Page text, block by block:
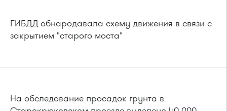
ГИБДД обнародавала схему движения в связи с
закрытием "старого моста"
На обследование просадок грунта в